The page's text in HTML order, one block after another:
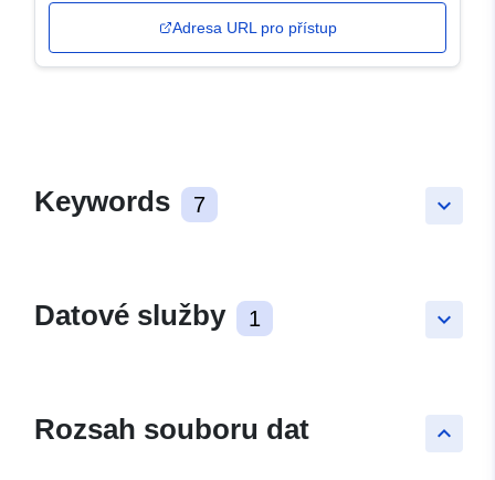
Adresa URL pro přístup
keyboard_arrow_down
Keywords 7
keyboard_arrow_down
Datové služby 1
keyboard_arrow_up
Rozsah souboru dat